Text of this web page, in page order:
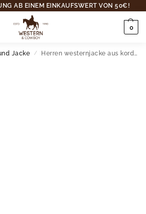
AB EINEM EINKAUFSWERT VON 50€!
0
Jacke / Herren westernjacke aus kord mit fleece-futter